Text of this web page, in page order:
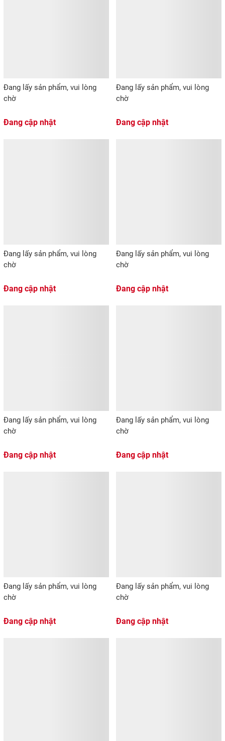
Đang lấy sản phẩm, vui lòng
chờ
Đang cập nhật
Đang lấy sản phẩm, vui lòng
chờ
Đang cập nhật
Đang lấy sản phẩm, vui lòng
chờ
Đang cập nhật
Đang lấy sản phẩm, vui lòng
chờ
Đang cập nhật
Đang lấy sản phẩm, vui lòng
chờ
Đang cập nhật
Đang lấy sản phẩm, vui lòng
chờ
Đang cập nhật
Đang lấy sản phẩm, vui lòng
chờ
Đang cập nhật
Đang lấy sản phẩm, vui lòng
chờ
Đang cập nhật